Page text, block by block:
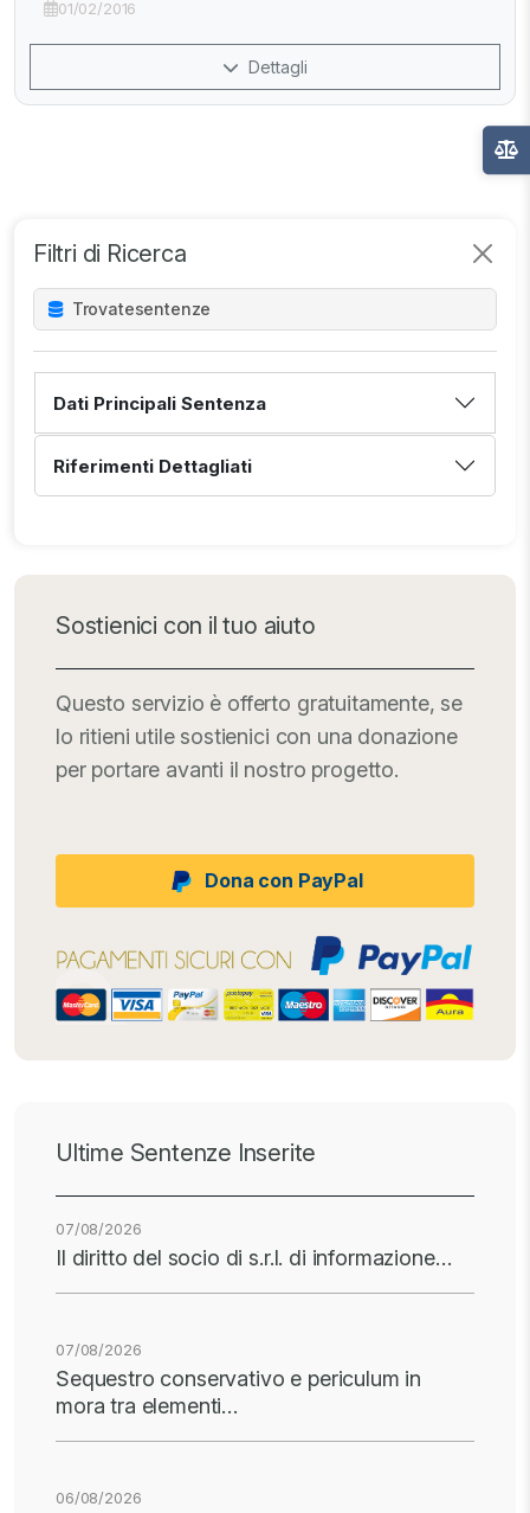
Filtri di Ricerca
Trovatesentenze
Dati Principali Sentenza
Riferimenti Dettagliati
Sostienici con il tuo aiuto
Questo servizio è offerto gratuitamente, se
lo ritieni utile sostienici con una donazione
per portare avanti il nostro progetto.
Dona con PayPal
Ultime Sentenze Inserite
07/08/2026
Il diritto del socio di s.r.l. di informazione…
07/08/2026
Sequestro conservativo e periculum in
mora tra elementi…
06/08/2026
01/02/2016
Dettagli